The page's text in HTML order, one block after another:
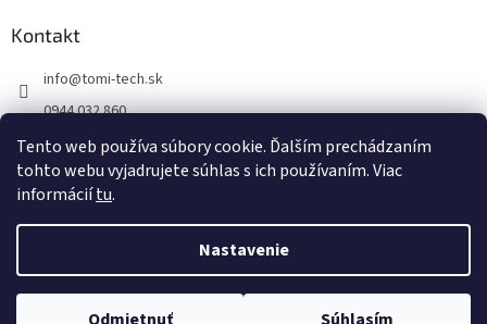
Tento web používa súbory cookie. Ďalším prechádzaním
tohto webu vyjadrujete súhlas s ich používaním. Viac
informáciítu.
Nastavenie
Kontakt
info@tomi-tech.sk
0944 032 860
https://www.facebook.com/tomitechsk/
tomi__tech/
Vytvoril Shoptet